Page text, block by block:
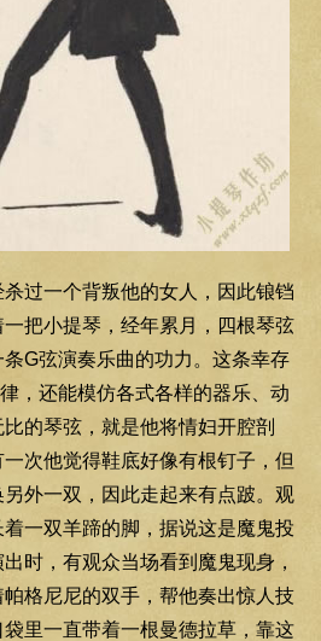
过一个背叛他的女人，因此锒铛
把小提琴，经年累月，四根琴弦
G弦演奏乐曲的功力。这条幸存
，还能模仿各式各样的器乐、动
的琴弦，就是他将情妇开腔剖
次他觉得鞋底好像有根钉子，但
外一双，因此走起来有点跛。观
一双羊蹄的脚，据说这是魔鬼投
时，有观众当场看到魔鬼现身，
格尼尼的双手，帮他奏出惊人技
里一直带着一根曼德拉草，靠这